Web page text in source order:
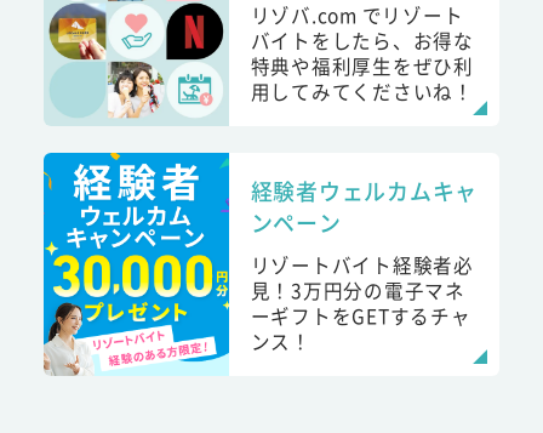
リゾバ.com でリゾート
バイトをしたら、お得な
特典や福利厚生をぜひ利
用してみてくださいね！
経験者ウェルカムキャ
ンペーン
リゾートバイト経験者必
見！3万円分の電子マネ
ーギフトをGETするチャ
ンス！